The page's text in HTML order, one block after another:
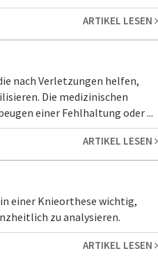
ARTIKEL LESEN
nach Verletzungen helfen,
Die medizinischen
einer Fehlhaltung oder ...
ARTIKEL LESEN
einer Knieorthese wichtig,
zu analysieren.
ARTIKEL LESEN